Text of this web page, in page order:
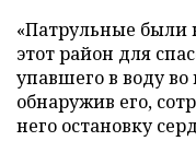
«Патрульные были
этот район для
упавшего в воду
обнаружив его,
него остановку